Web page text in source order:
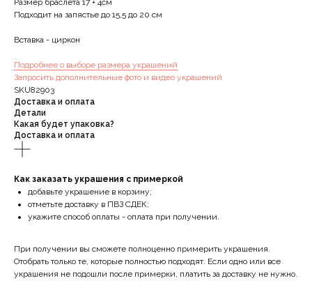
Размер браслета 17 + 4см
Подходит на запястье до 15,5 до 20 см
Вставка - циркон
Подробнее о выборе размера украшений
Запросить дополнительные фото и видео украшений
SKU82903
Доставка и оплата
Детали
Какая будет упаковка?
Доставка и оплата
Как заказать украшения с примеркой
добавьте украшение в корзину;
отметьте доставку в ПВЗ СДЕК;
укажите способ оплаты - оплата при получении.
При получении вы сможете полноценно примерить украшения.
Отобрать только те, которые полностью подходят. Если одно или все
украшения не подошли после примерки, платить за доставку не нужно.